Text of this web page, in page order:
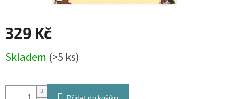
329 Kč
cena:
Skladem (>5 ks)